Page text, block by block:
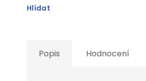
Hlídat
Popis Hodnocení